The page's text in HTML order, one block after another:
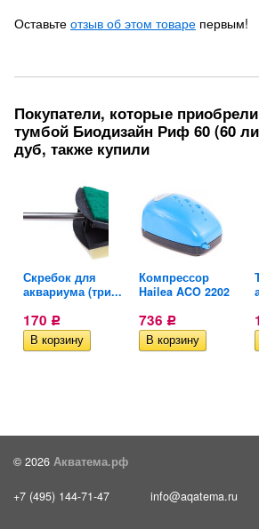
Оставьте отзыв об этом товаре первым!
Покупатели, которые
тумбой Биодизайн Риф 60 (60
дуб, также купили
Скребок для
аквариума (три...
170 Р
Компрессор
Hailea ACO 2202
736 Р
© 2026 Акватема.рф
+7 (495) 144-71-47 info@aqatema.ru